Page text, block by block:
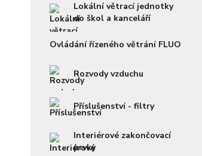
Lokální větrací jednotky
do škol a kanceláří
Ovládání řízeného větrání FLUO
Rozvody vzduchu
Příslušenství - filtry
Interiérové zakončovací
prvky